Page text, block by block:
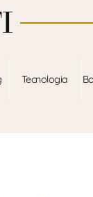
Tecnologia